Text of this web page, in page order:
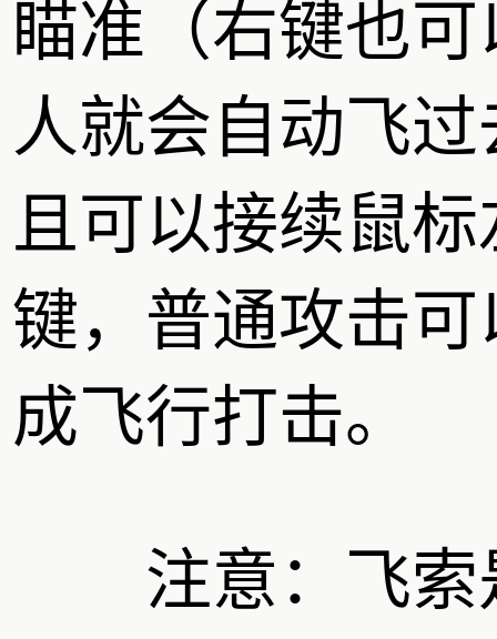
瞄准（右键也可
人就会自动飞过
且可以接续鼠标
键，普通攻击可
成飞行打击。
注意：飞索